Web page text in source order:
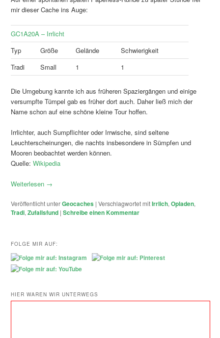
mir dieser Cache ins Auge:
GC1A20A – Irrlicht
Typ
Größe Gelände
Schwierigkeit
Tradi
Small 1 1
Die Umgebung kannte ich aus früheren Spaziergängen und einige
versumpfte Tümpel gab es früher dort auch. Daher ließ mich der
Name schon auf eine schöne kleine Tour hoffen.
Irrlichter, auch Sumpflichter oder Irrwische, sind seltene
Leuchterscheinungen, die nachts insbesondere in Sümpfen und
Mooren beobachtet werden können.
Quelle:Wikipedia
Weiterlesen →
Veröffentlicht unterGeocaches |Verschlagwortet mitIrrlich,Opladen,
Tradi,Zufallsfund |Schreibe einen Kommentar
FOLGE MIR AUF:
HIER WAREN WIR UNTERWEGS